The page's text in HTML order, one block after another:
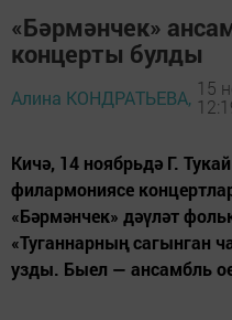
«Бәрмәнчек»
концерты булды
Алина КОНДРАТЬЕВА, 15
Кичә, 14 ноябрьдә Г.
филармониясе
«Бәрмәнчек» дәүләт
«Туганнарның сагынган
узды. Быел — ансамбль